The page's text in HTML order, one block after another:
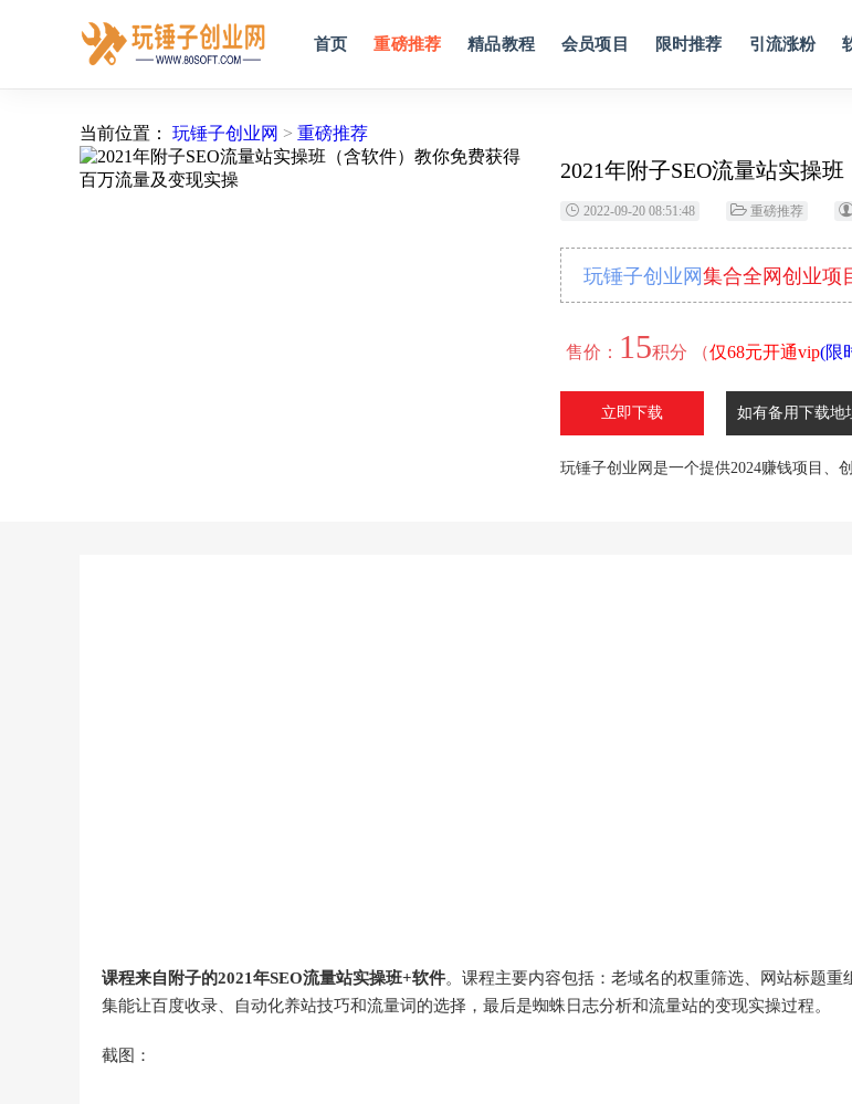
首页 重磅推荐 精品教程 会员项目 限时推荐 引流涨粉
当前位置： 玩锤子创业网 > 重磅推荐
2021年附子SEO流量站实操
2022-09-20 08:51:48 重磅推荐
玩锤子创业网 集合全网创业项
售价： 15积分 （仅68元开通vip(限
立即下载 如有备用下载地
玩锤子创业网是一个提供2024赚钱项目、
课程来自附子的2021年SEO流量站实操班+软件。课程主要内容包括：老域名的权重筛选、网站标题重
集能让百度收录、自动化养站技巧和流量词的选择，最后是蜘蛛日志分析和流量站的变现实操过程。
截图：